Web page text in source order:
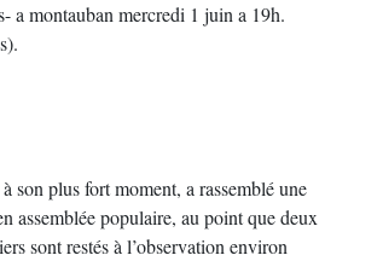
a montauban mercredi 1 juin a 19h.
son plus fort moment, a rassemblé une
assemblée populaire, au point que deux
sont restés à l’observation environ